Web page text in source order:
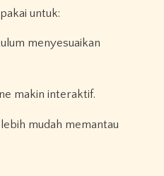
untuk:
menyesuaikan
makin interaktif.
mudah memantau